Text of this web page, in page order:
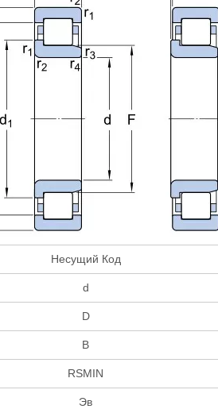
Несущий Код
d
D
B
RSMIN
Эв